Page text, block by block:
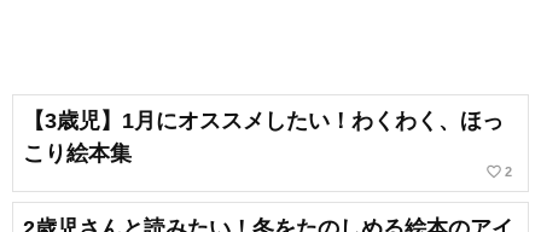
【3歳児】1月にオススメしたい！わくわく、ほっ
こり絵本集
favorite_border 2